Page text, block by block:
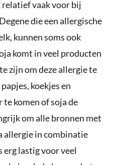
relatief vaak voor bij
die een allergische
kunnen soms ook
komt in veel producten
zijn om deze allergie te
koekjes en
komen of soja de
om alle bronnen met
allergie in combinatie
erg lastig voor veel